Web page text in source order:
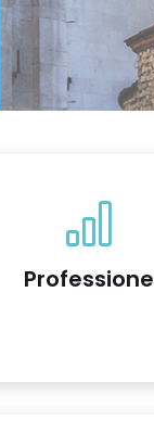
Professione